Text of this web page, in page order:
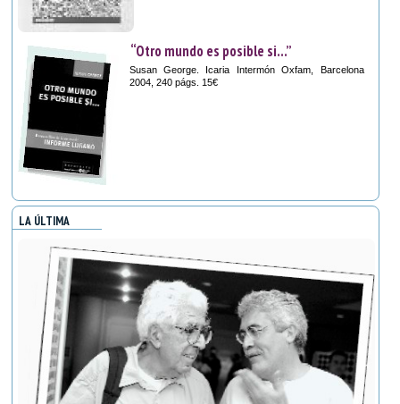
“Otro mundo es posible si...”
Susan George. Icaria Intermón Oxfam, Barcelona
2004, 240 págs. 15€
LA ÚLTIMA